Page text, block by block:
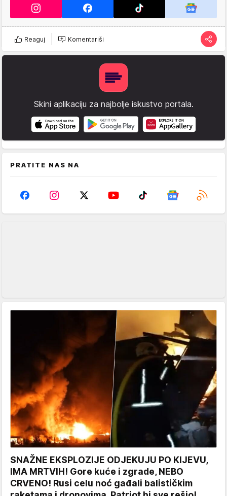
Reaguj Komentariši
Skini aplikaciju za najbolje iskustvo portala.
PRATITE NAS NA
SNAŽNE EKSPLOZIJE ODJEKUJU PO KIJEVU,
IMA MRTVIH! Gore kuće i zgrade, NEBO
CRVENO! Rusi celu noć gađali balističkim